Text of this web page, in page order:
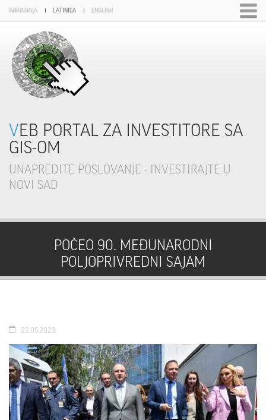
ЋИРИЛИЦА LATINICA ENGLISH
VEB PORTAL ZA INVESTITORE SA
GIS-OM
UNAPREDITE POSLOVANJE - INVESTIRAJTE U
NOVI SAD
POČEO 90. MEĐUNARODNI
POLJOPRIVREDNI SAJAM
22.05.2023.